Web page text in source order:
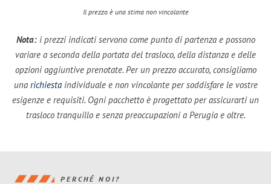
Il prezzo è una stima non vincolante
Nota:i prezzi indicati servono come punto di partenza e possono
variare a seconda della portata del trasloco, della distanza e delle
opzioni aggiuntive prenotate. Per un prezzo accurato, consigliamo
una richiestaindividuale e non vincolante per soddisfare le vostre
esigenze e requisiti. Ogni pacchetto è progettato per assicurarti un
trasloco tranquillo e senza preoccupazioni a Perugia e oltre.
PERCHÉ NOI?